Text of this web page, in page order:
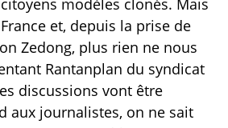
modèles clonés. Mais
et, depuis la prise de
Zedong, plus rien ne nous
Rantanplan du syndicat
discussions vont être
aux journalistes, on ne sait